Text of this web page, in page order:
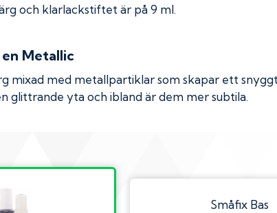
och klarlackstiftet är på 9 ml.
en Metallic
mixad med metallpartiklar som skapar ett
glittrande yta och ibland är dem mer subtila.
Småfix Bas